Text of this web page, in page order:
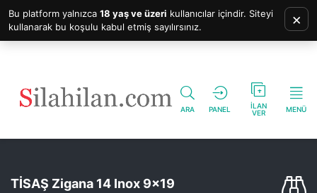
ARA PANEL
İLAN
VER
MENÜ
TİSAŞ Zigana 14 Inox 9×19
Bu platform yalnızca 18 yaş ve üzeri kullanıcılar içindir. Siteyi
kullanarak bu koşulu kabul etmiş sayılırsınız.
×